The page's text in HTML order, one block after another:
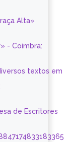
Alta»
- Coimbra:
textos em
de Escritores